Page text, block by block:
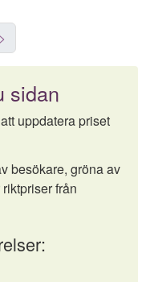
>
sidan
uppdatera priset
besökare, gröna av
från